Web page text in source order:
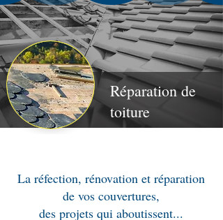
Réparation de
toiture
La réfection, rénovation et réparation
de vos couvertures,
des projets qui aboutissent...